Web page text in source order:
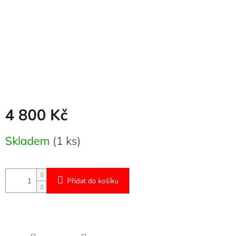
4 800 Kč
cena:
Skladem (1 ks)
Přidat do košíku